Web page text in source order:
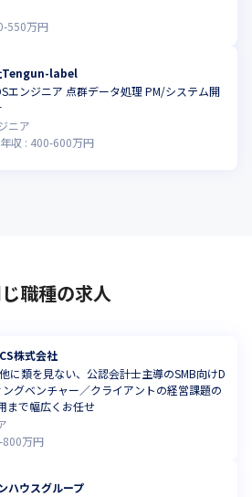
-550万円
Tengun-label
ンジニア 点群データ処理 PM/システム開
ニア
年収 : 400-600万円
職種の求人
株式会社
他に類を見ない、公認会計士主導のSMB向けD
グベンチャー／クライアントの経営課題の
まで幅広くお任せ
-800万円
ハウスグループ